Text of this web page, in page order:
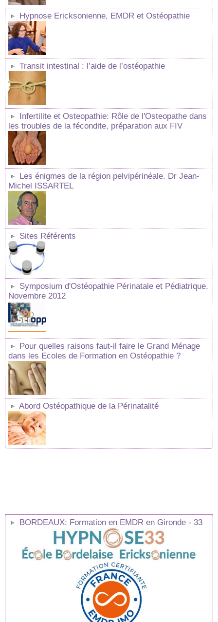
Hypnose Ericksonienne, EMDR et Ostéopathie
Transit intestinal : l’aide de l’ostéopathie
Infertilite et Osteopathie: Rôle de l'Osteopathe dans
les troubles de la fécondite, préparation aux FIV
Les énigmes de la région pelvipérinéale. Dr Jean-
Michel ISSARTEL
Sites Référents
Symposium d'Ostéopathie Périnatale et Pédiatrique.
Novembre 2012
Pour quelles raisons faut-il faire le Grand Ménage
dans les Ecoles de Formation en Ostéopathie ?
Abord Ostéopathique de la Périnatalité
BORDEAUX: Formation en EMDR en Gironde - 33